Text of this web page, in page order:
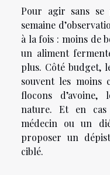
Pour agir sans se
semaine
à la fois : moins de
un aliment
plus. Côté budget,
souvent les moins
flocons d’avoine,
nature. Et en cas
médecin ou un
proposer un
ciblé.